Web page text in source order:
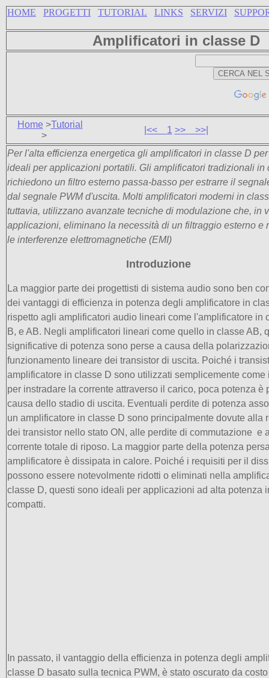
HOME PROGETTI TUTORIAL LINKS SERVIZI
Amplificatori in classe D
Home >Tutorial
>
|<< 1 >> >>|
Per l'alta efficienza energetica gli amplificatori in classe D
ideali per applicazioni portatili. Gli amplificatori tradizionali in
richiedono un filtro esterno passa-basso per estrarre il
dal segnale PWM d'uscita. Molti amplificatori moderni in
tuttavia, utilizzano avanzate tecniche di modulazione che, in
applicazioni, eliminano la necessità di un filtraggio esterno e
le interferenze elettromagnetiche (EMI)
Introduzione
La maggior parte dei progettisti di sistema audio sono ben
dei vantaggi di efficienza in potenza degli amplificatore in
rispetto agli amplificatori audio lineari come l'amplificatore in
B, e AB. Negli amplificatori lineari come quello in classe AB,
significative di potenza sono perse a causa della
funzionamento lineare dei transistor di uscita. Poiché i
amplificatore in classe D sono utilizzati semplicemente come
per instradare la corrente attraverso il carico, poca potenza è
causa dello stadio di uscita. Eventuali perdite di potenza
un amplificatore in classe D sono principalmente dovute alla
dei transistor nello stato ON, alle perdite di commutazione e
corrente totale di riposo. La maggior parte della potenza
amplificatore è dissipata in calore. Poiché i requisiti per il
possono essere notevolmente ridotti o eliminati nella
classe D, questi sono ideali per applicazioni ad alta potenza
compatti.
In passato, il vantaggio della efficienza in potenza degli
classe D basato sulla tecnica PWM, è stato oscurato da